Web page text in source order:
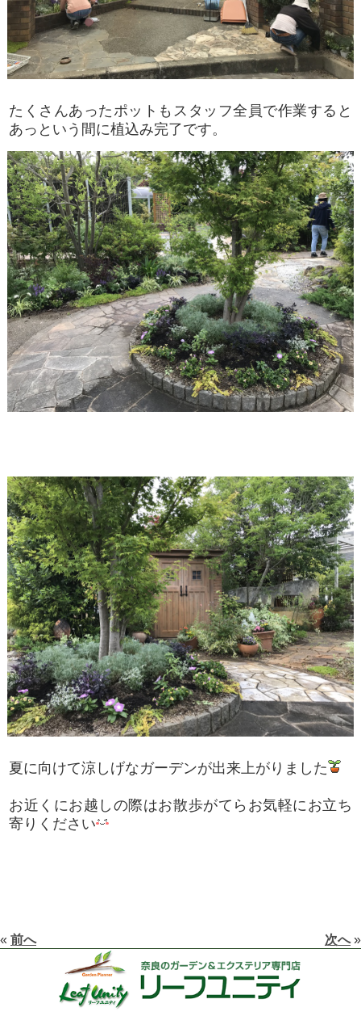
たくさんあったポットもスタッフ全員で作業すると
あっという間に植込み完了です。
夏に向けて涼しげなガーデンが出来上がりました
お近くにお越しの際はお散歩がてらお気軽にお立ち
寄りください
« 前へ 次へ»